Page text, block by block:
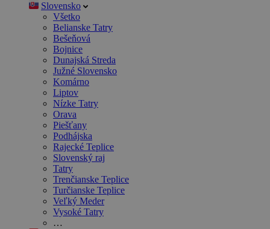
Slovensko
Všetko
Belianske Tatry
Bešeňová
Bojnice
Dunajská Streda
Južné Slovensko
Komárno
Liptov
Nízke Tatry
Orava
Piešťany
Podhájska
Rajecké Teplice
Slovenský raj
Tatry
Trenčianske Teplice
Turčianske Teplice
Veľký Meder
Vysoké Tatry
…